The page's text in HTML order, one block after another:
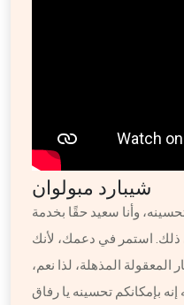
شيبارد مبولوان
وأنا سعيد حقًا بخدمة
ذلك. استمر في دعمك، لأنك
المعقولة المذهلة، لذا نعم،